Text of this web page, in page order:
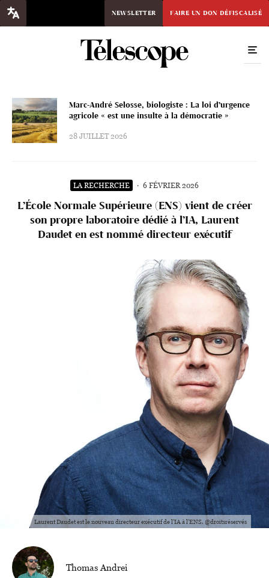
NEWSLETTER FAIRE UN DON DÉFISCALISÉ
Marc-André Selosse, biologiste : La loi d’urgence
agricole « est une insulte à la démocratie »
28 JUILLET 2026
LA RECHERCHE · 6 FÉVRIER 2026
L’École Normale Supérieure (ENS) vient de créer
son propre laboratoire dédié à l’IA, Laurent
Daudet en est nommé directeur exécutif
Laurent Daudet est le nouveau directeur exécutif de l'IA à l'ENS. @droitsréservés
Thomas Andrei